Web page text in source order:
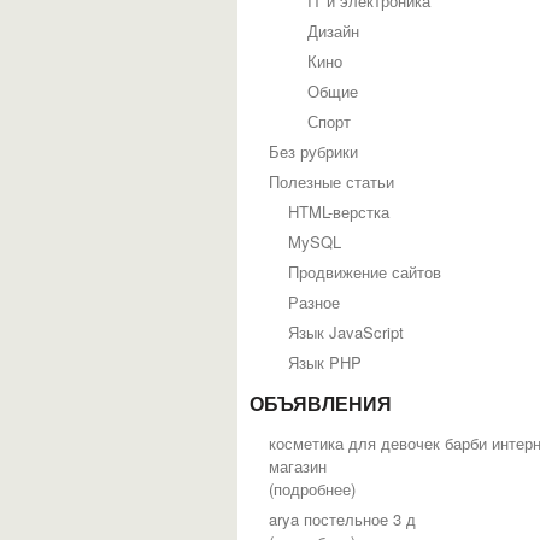
Дизайн
Кино
Общие
Спорт
Без рубрики
Полезные статьи
HTML-верстка
MySQL
Продвижение сайтов
Разное
Язык JavaScript
Язык PHP
ОБЪЯВЛЕНИЯ
косметика для девочек барби
магазин
(подробнее)
arya постельное 3 д